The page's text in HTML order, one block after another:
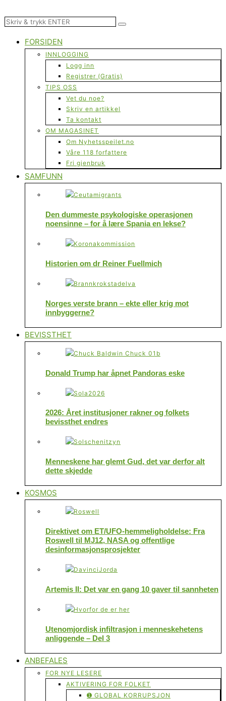
FORSIDEN
INNLOGGING
Logg inn
Registrer (Gratis)
TIPS OSS
Vet du noe?
Skriv en artikkel
Ta kontakt
OM MAGASINET
Om Nyhetsspeilet.no
Våre 118 forfattere
Fri gjenbruk
SAMFUNN
Den dummeste psykologiske operasjonen
noensinne – for å lære Spania en lekse?
Historien om dr Reiner Fuellmich
Norges verste brann – ekte eller krig mot
innbyggerne?
BEVISSTHET
Donald Trump har åpnet Pandoras eske
2026: Året institusjoner rakner og folkets
bevissthet endres
Menneskene har glemt Gud, det var derfor alt
dette skjedde
KOSMOS
Direktivet om ET/UFO-hemmeligholdelse: Fra
Roswell til MJ12, NASA og offentlige
desinformasjonsprosjekter
Artemis II: Det var en gang 10 gaver til sannheten
Utenomjordisk infiltrasjon i menneskehetens
anliggende – Del 3
ANBEFALES
FOR NYE LESERE
AKTIVERING FOR FOLKET
➊ GLOBAL KORRUPSJON